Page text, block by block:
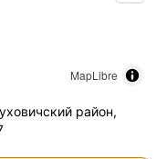
MapLibre
район,